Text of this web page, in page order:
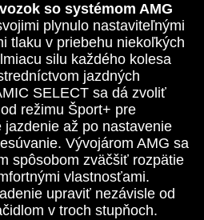
so systémom AMG
plynulo nastaviteľnými
tlaku v priebehu niekoľkých
silu každého kolesa
jazdných
SELECT sa dá zvoliť
režimu Šport+ pre
až po nastavenie
Vývojárom AMG sa
spôsobom zväčšiť rozpätie
vlastnosťami.
upraviť nezávisle od
v troch stupňoch.